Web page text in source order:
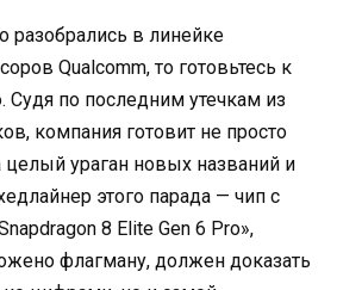
разобрались в линейке
Qualcomm, то готовьтесь к
по последним утечкам из
компания готовит не просто
целый ураган новых названий и
этого парада — чип с
8 Elite Gen 6 Pro»,
флагману, должен доказать